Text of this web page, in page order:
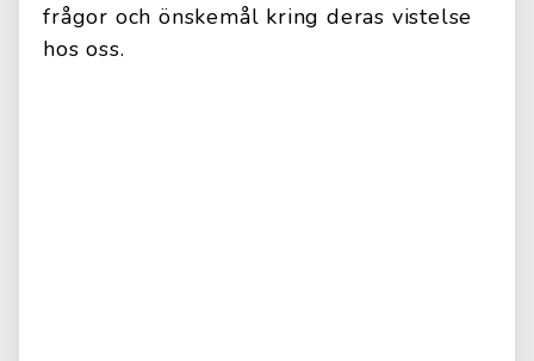
frågor och önskemål kring deras vistelse
hos oss.